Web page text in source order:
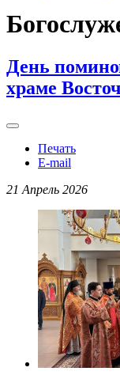
День
храме
Печать
E-mail
21 Апрель 2026